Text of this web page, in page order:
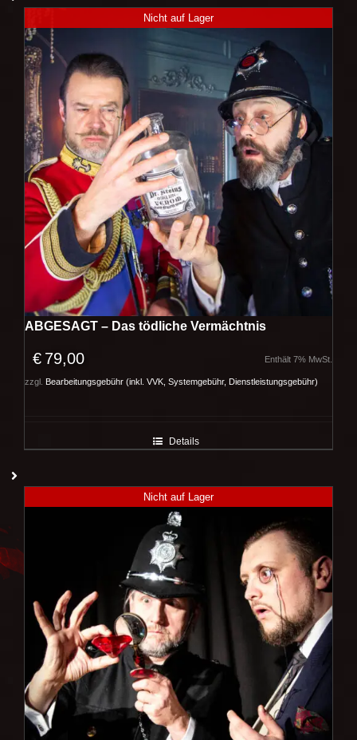
Nicht auf Lager
ABGESAGT – Das tödliche Vermächtnis
€ 79,00 Enthält 7% MwSt.
zzgl. Bearbeitungsgebühr (inkl. VVK, Systemgebühr, Dienstleistungsgebühr)
Details
Nicht auf Lager